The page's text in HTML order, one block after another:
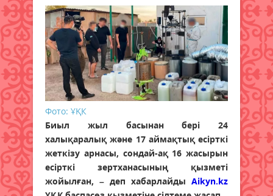
Фото: ҰҚК
Биыл жыл басынан бері 24
халықаралық және 17 аймақтық есірткі
жеткізу арнасы, сондай-ақ 16 жасырын
есірткі зертханасының қызметі
жойылған, – деп хабарлайды Aikyn.kz